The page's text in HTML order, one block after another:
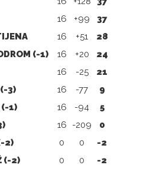
16 +99
37
16 +51
28
(-1) 16 +20
24
16 -25
21
3) 16 -77
9
(-1) 16 -94
5
16 -209
0
2) 0 0
-2
(-2) 0 0 -2